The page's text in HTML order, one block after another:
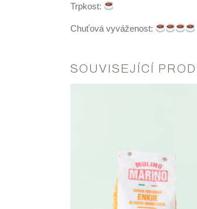
Trpkost:
Chuťová vyváženost:
SOUVISEJÍCÍ